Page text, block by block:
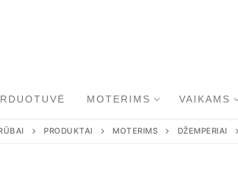
MOTERIMS VAIKAMS
PRODUKTAI MOTERIMS DŽEMPERIAI